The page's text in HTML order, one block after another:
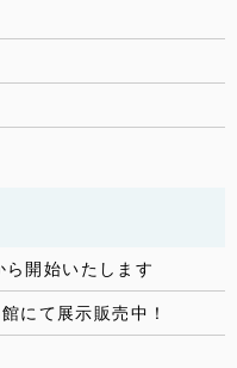
開始いたします
にて展示販売中！